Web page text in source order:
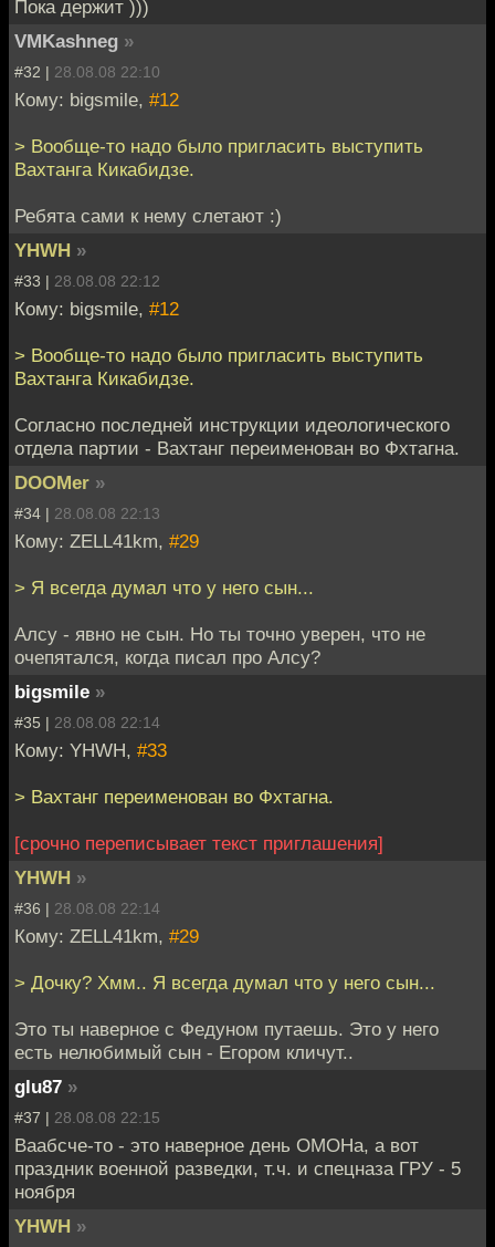
Пока держит )))
VMKashneg »
#32 | 28.08.08 22:10
Кому: bigsmile, #12
> Вообще-то надо было пригласить выступить
Вахтанга Кикабидзе.
Ребята сами к нему слетают :)
YHWH »
#33 | 28.08.08 22:12
Кому: bigsmile, #12
> Вообще-то надо было пригласить выступить
Вахтанга Кикабидзе.
Согласно последней инструкции идеологического
отдела партии - Вахтанг переименован во Фхтагна.
DOOMer »
#34 | 28.08.08 22:13
Кому: ZELL41km, #29
> Я всегда думал что у него сын...
Алсу - явно не сын. Но ты точно уверен, что не
очепятался, когда писал про Алсу?
bigsmile »
#35 | 28.08.08 22:14
Кому: YHWH, #33
> Вахтанг переименован во Фхтагна.
[срочно переписывает текст приглашения]
YHWH »
#36 | 28.08.08 22:14
Кому: ZELL41km, #29
> Дочку? Хмм.. Я всегда думал что у него сын...
Это ты наверное с Федуном путаешь. Это у него
есть нелюбимый сын - Егором кличут..
glu87 »
#37 | 28.08.08 22:15
Ваабсче-то - это наверное день ОМОНа, а вот
праздник военной разведки, т.ч. и спецназа ГРУ - 5
ноября
YHWH »